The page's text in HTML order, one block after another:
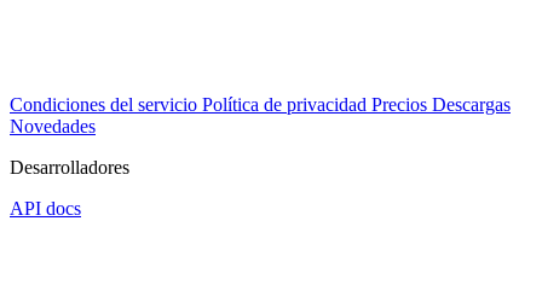
Condiciones del servicio Política de privacidad Precios Descargas
Novedades
Desarrolladores
API docs